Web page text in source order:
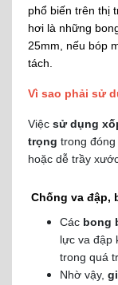
phổ biến trên thị
hơi là những
25mm, nếu bóp
tách.
Vì sao phải sử
Việc sử dụng
trọng trong
hoặc dễ trầy
Chống va đập,
Các bong
lực va đập
trong quá
Nhờ vậy,